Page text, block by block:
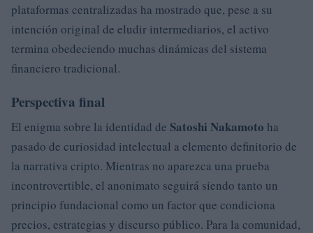
plataformas centralizadas ha mostrado que, pese a su
intención original de eludir intermediarios, el activo
termina obedeciendo muchas dinámicas del sistema
financiero tradicional.
Perspectiva final
El enigma sobre la identidad de Satoshi Nakamoto ha
pasado de curiosidad intelectual a elemento definitorio de
la narrativa cripto. Mientras no aparezca una prueba
incontrovertible, el anonimato seguirá siendo tanto un
principio fundacional como un factor que condiciona
precios, estrategias y discurso público. Para la comunidad,